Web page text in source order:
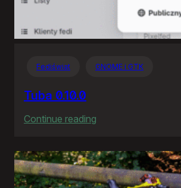
Fediświat GNOME i GTK
Tuba 0.10.0
Continue reading
0.10.0